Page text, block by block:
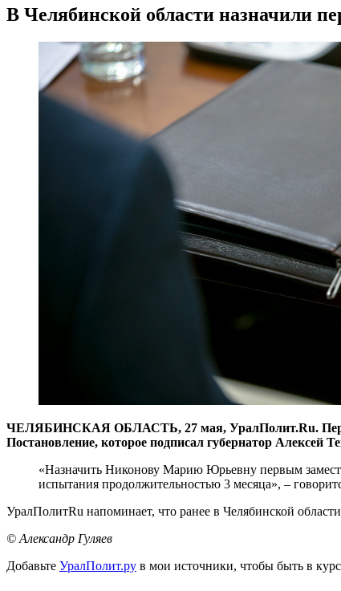
В Челябинской области назначили
ЧЕЛЯБИНСКАЯ ОБЛАСТЬ, 27 мая, УралПолит.Ru. Первым
Постановление, которое подписал губернатор Алексей
«Назначить Никонову Марию Юрьевну первым
испытания продолжительностью 3 месяца», –
УралПолитRu напоминает, что ранее в Челябинской
© Александр Гуляев
Добавьте УралПолит.ру в мои источники, чтобы быть в